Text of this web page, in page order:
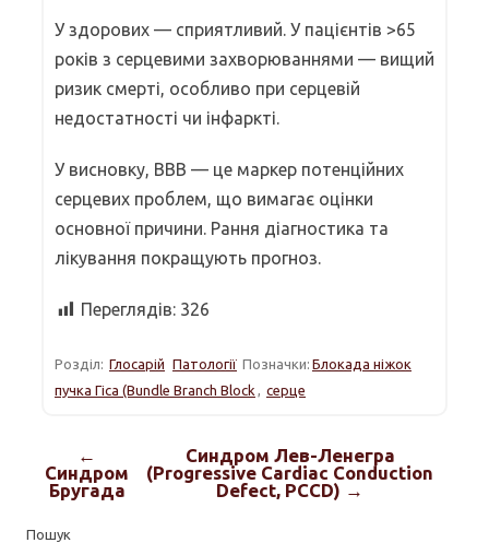
У здорових — сприятливий. У пацієнтів >65
років з серцевими захворюваннями — вищий
ризик смерті, особливо при серцевій
недостатності чи інфаркті.
У висновку, BBB — це маркер потенційних
серцевих проблем, що вимагає оцінки
основної причини. Рання діагностика та
лікування покращують прогноз.
Переглядів: 326
Розділ: Глосарій Патології Позначки: Блокада ніжок
пучка Гіса (Bundle Branch Block , серце
←
Синдром
Бругада
Синдром Лев-Ленегра
(Progressive Cardiac Conduction
Defect, PCCD) →
Пошук